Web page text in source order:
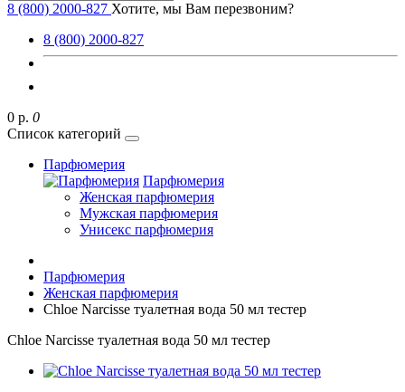
8 (800) 2000-827 Хотите, мы Вам перезвоним?
8 (800) 2000-827
0 р. 0
Список категорий
Парфюмерия
Парфюмерия
Женская парфюмерия
Мужская парфюмерия
Унисекс парфюмерия
Парфюмерия
Женская парфюмерия
Chloe Narcisse туалетная вода 50 мл тестер
Chloe Narcisse туалетная вода 50 мл тестер